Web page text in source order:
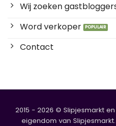
Wij zoeken
Word verkoper
Contact
2015 - 2026 © Slipjesmarkt
eigendom van